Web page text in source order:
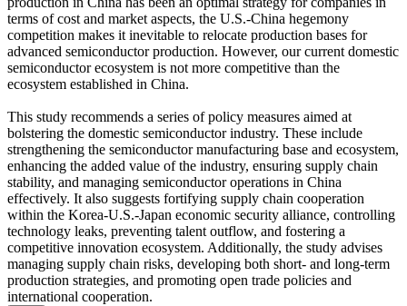
terms of cost and market aspects, the U.S.-China hegemony
competition makes it inevitable to relocate production bases for
advanced semiconductor production. However, our current domestic
semiconductor ecosystem is not more competitive than the
ecosystem established in China.
This study recommends a series of policy measures aimed at
bolstering the domestic semiconductor industry. These include
strengthening the semiconductor manufacturing base and ecosystem,
enhancing the added value of the industry, ensuring supply chain
stability, and managing semiconductor operations in China
effectively. It also suggests fortifying supply chain cooperation
within the Korea-U.S.-Japan economic security alliance, controlling
technology leaks, preventing talent outflow, and fostering a
competitive innovation ecosystem. Additionally, the study advises
managing supply chain risks, developing both short- and long-term
production strategies, and promoting open trade policies and
international cooperation.